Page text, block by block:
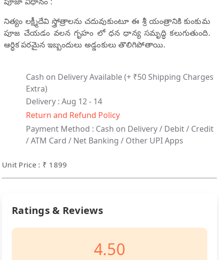
నిత్యం లక్ష్మీదేవి స్త్రోత్రాలను చదువుకుంటూ ఈ శ్రీ యంత్రానికి కుంకుమ
పూజ చేయడం వలన గృహం లో ధన ధాన్య సమృద్ధి కలుగుతుంది.
ఆర్ధిక పరమైన ఇబ్బందులు అడ్డంకులు తొలిగిపోతాయి.
Cash on Delivery Available(+ ₹50 Shipping Charges
Extra)
Delivery : Aug 12 - 14
Return and Refund Policy
Payment Method : Cash on Delivery / Debit / Credit
/ ATM Card / Net Banking / Other UPI Apps
Unit Price : ₹ 1899
Ratings & Reviews
4.50